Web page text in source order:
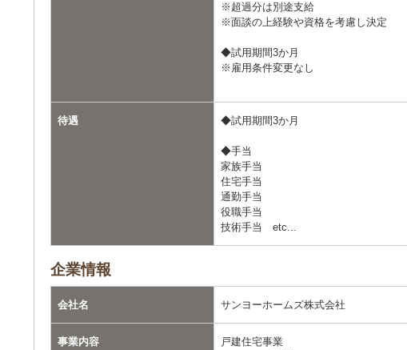
※超過分は別途支給
※面談の上経験や資格を考慮し決定
◆試用期間3か月
※雇用条件変更なし
待遇 ◆試用期間3か月
◆手当
家族手当
住宅手当
通勤手当
役職手当
技術手当 etc...
企業情報
会社名 サンヨーホームズ株式会社
事業内容
戸建住宅事業